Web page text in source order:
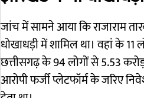
जांच में सामने आया कि राजाराम
धोखाधड़ी में शामिल था। वहां के
छत्तीसगढ़ के 94 लोगों से 5.53
आरोपी फर्जी प्लेटफॉर्म के जरिए